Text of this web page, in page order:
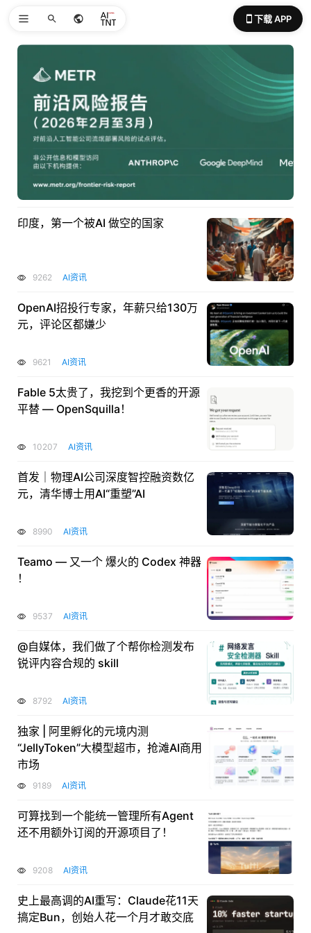
下载 APP
印度，第一个被AI 做空的国家
9262 AI资讯
OpenAI招投行专家，年薪只给130万
元，评论区都嫌少
9621 AI资讯
Fable 5太贵了，我挖到个更香的开源
平替 — OpenSquilla！
10207 AI资讯
首发｜物理AI公司深度智控融资数亿
元，清华博士用AI“重塑”AI
8990 AI资讯
Teamo — 又一个 爆火的 Codex 神器
！
9537 AI资讯
@自媒体，我们做了个帮你检测发布
锐评内容合规的 skill
8792 AI资讯
独家 | 阿里孵化的元境内测
“JellyToken”大模型超市，抢滩AI商用
市场
9189 AI资讯
可算找到一个能统一管理所有Agent
还不用额外订阅的开源项目了！
9208 AI资讯
史上最高调的AI重写：Claude花11天
搞定Bun，创始人花一个月才敢交底